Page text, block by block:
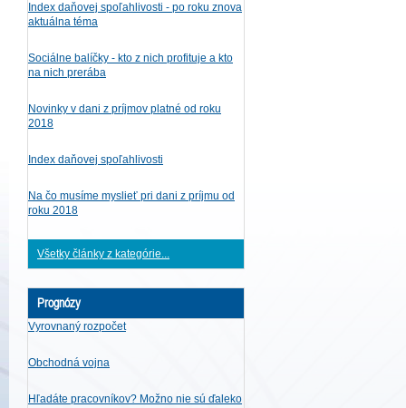
Index daňovej spoľahlivosti - po roku znova
aktuálna téma
Sociálne balíčky - kto z nich profituje a kto
na nich prerába
Novinky v dani z príjmov platné od roku
2018
Index daňovej spoľahlivosti
Na čo musíme myslieť pri dani z príjmu od
roku 2018
Všetky články z kategórie...
Prognózy
Vyrovnaný rozpočet
Obchodná vojna
Hľadáte pracovníkov? Možno nie sú ďaleko